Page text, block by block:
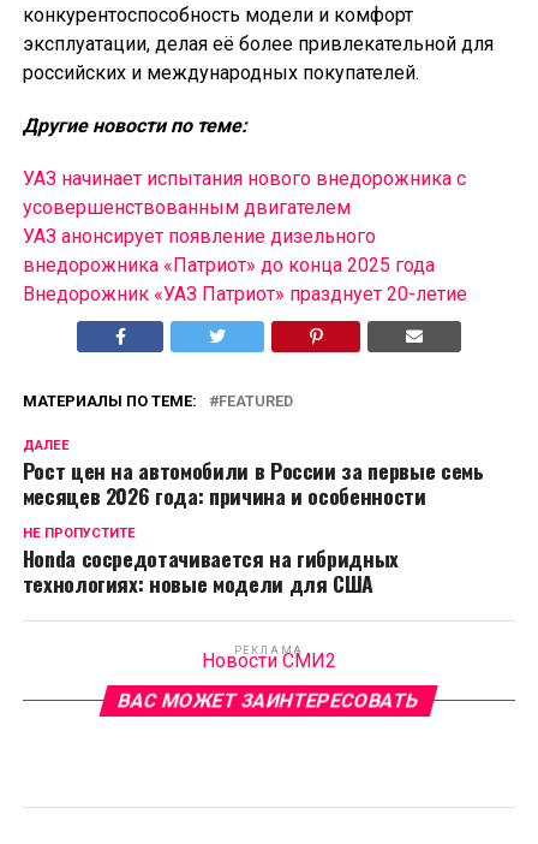
конкурентоспособность модели и комфорт
эксплуатации, делая её более привлекательной для
российских и международных покупателей.
Другие новости по теме:
УАЗ начинает испытания нового внедорожника с
усовершенствованным двигателем
УАЗ анонсирует появление дизельного
внедорожника «Патриот» до конца 2025 года
Внедорожник «УАЗ Патриот» празднует 20-летие
МАТЕРИАЛЫ ПО ТЕМЕ: FEATURED
ДАЛЕЕ
Рост цен на автомобили в России за первые семь
месяцев 2026 года: причина и особенности
НЕ ПРОПУСТИТЕ
Honda сосредотачивается на гибридных
технологиях: новые модели для США
РЕКЛАМА
Новости СМИ2
ВАС МОЖЕТ ЗАИНТЕРЕСОВАТЬ